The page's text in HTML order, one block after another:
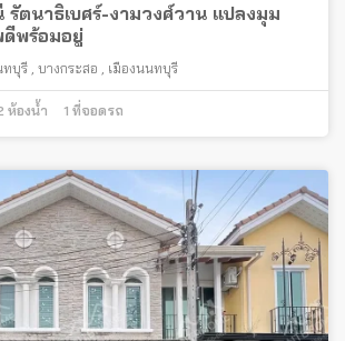
รัตนาธิเบศร์-งามวงศ์วาน แปลงมุม
พร้อมอยู่
ทบุรี บางกระสอ เมืองนนทบุรี
ห้องน้ำ 1 ที่จอดรถ